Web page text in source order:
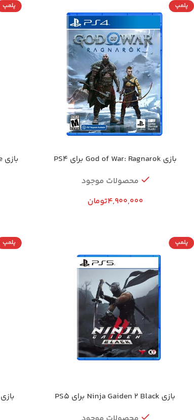
پلمپ
بازی God of War: Ragnarok برای PS4
محصولات موجود
4,900,000تومان
پلمپ
پلمپ
بازی Ninja Gaiden 2 Black برای PS5
پلمپ
بازی The First Berserker: Khazan برای PS5